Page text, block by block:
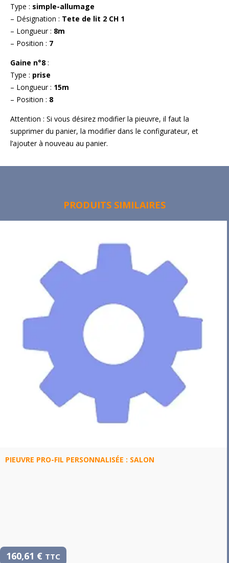
Type : simple-allumage
– Désignation : Tete de lit 2 CH 1
– Longueur : 8m
– Position : 7
Gaine n°8 :
Type : prise
– Longueur : 15m
– Position : 8
Attention : Si vous désirez modifier la pieuvre, il faut la
supprimer du panier, la modifier dans le configurateur, et
l’ajouter à nouveau au panier.
PRODUITS SIMILAIRES
PIEUVRE PRO-FIL PERSONNALISÉE : SALON
160,61 € TTC